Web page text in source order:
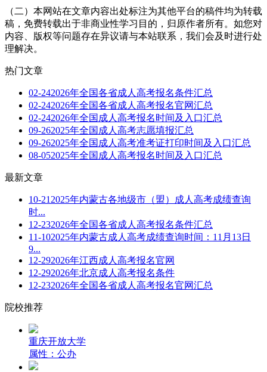
（二）本网站在文章内容出处标注为其他平台的稿件均为转载
稿，免费转载出于非商业性学习目的，归原作者所有。如您对
内容、版权等问题存在异议请与本站联系，我们会及时进行处
理解决。
热门文章
02-242026年全国各省成人高考报名条件汇总
02-242026年全国各省成人高考报名官网汇总
02-242026年全国成人高考报名时间及入口汇总
09-262025年全国成人高考志愿填报汇总
09-262025年全国成人高考准考证打印时间及入口汇总
08-052025年全国成人高考报名时间及入口汇总
最新文章
10-21 2025年内蒙古各地级市（盟）成人高考成绩查询
时...
12-232026年全国各省成人高考报名条件汇总
11-102025年内蒙古成人高考成绩查询时间：11月13日
9...
12-292026年江西成人高考报名官网
12-292026年北京成人高考报名条件
12-232026年全国各省成人高考报名官网汇总
院校推荐
重庆开放大学
属性：公办